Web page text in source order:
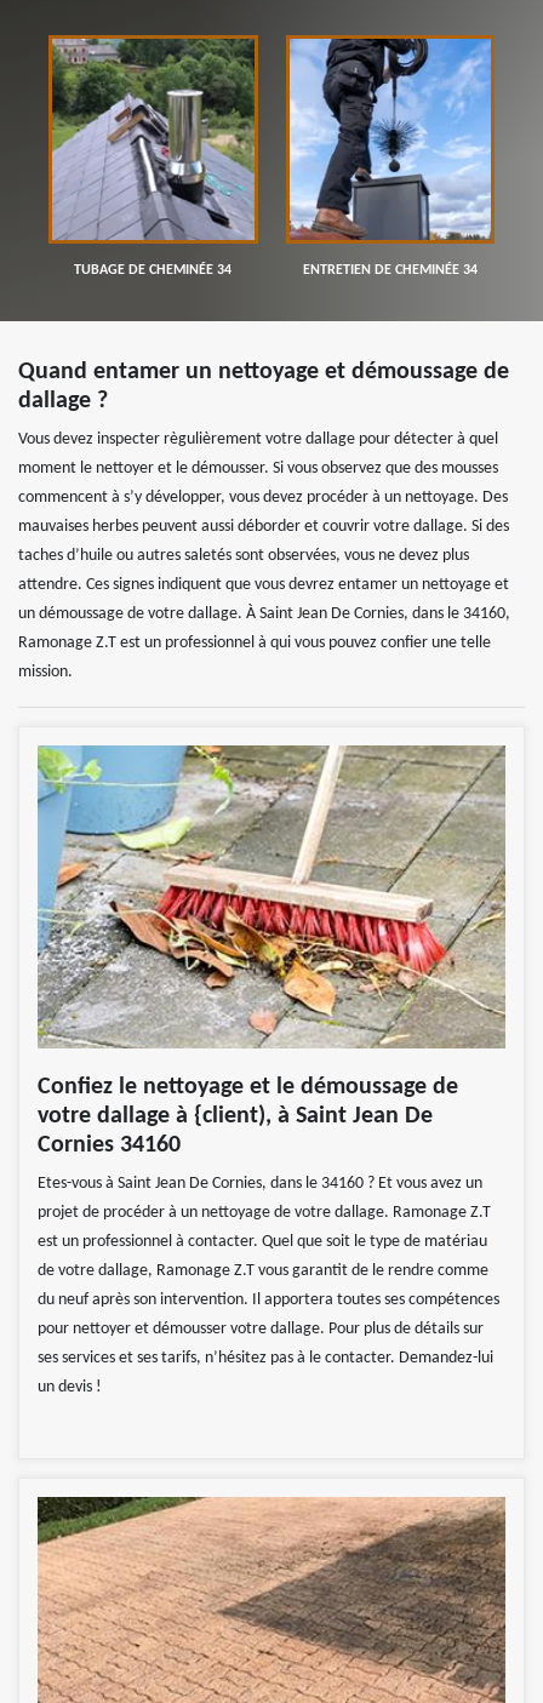
TUBAGE DE CHEMINÉE 34 ENTRETIEN DE CHEMINÉE 34
Quand entamer un nettoyage et démoussage de
dallage ?
Vous devez inspecter règulièrement votre dallage pour détecter à quel
moment le nettoyer et le démousser. Si vous observez que des mousses
commencent à s’y développer, vous devez procéder à un nettoyage. Des
mauvaises herbes peuvent aussi déborder et couvrir votre dallage. Si des
taches d’huile ou autres saletés sont observées, vous ne devez plus
attendre. Ces signes indiquent que vous devrez entamer un nettoyage et
un démoussage de votre dallage. À Saint Jean De Cornies, dans le 34160,
Ramonage Z.T est un professionnel à qui vous pouvez confier une telle
mission.
Confiez le nettoyage et le démoussage de
votre dallage à {client), à Saint Jean De
Cornies 34160
Etes-vous à Saint Jean De Cornies, dans le 34160 ? Et vous avez un
projet de procéder à un nettoyage de votre dallage. Ramonage Z.T
est un professionnel à contacter. Quel que soit le type de matériau
de votre dallage, Ramonage Z.T vous garantit de le rendre comme
du neuf après son intervention. Il apportera toutes ses compétences
pour nettoyer et démousser votre dallage. Pour plus de détails sur
ses services et ses tarifs, n’hésitez pas à le contacter. Demandez-lui
un devis !